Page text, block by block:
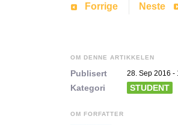
Forrige Neste
OM DENNE ARTIKKELEN
Publisert 28. Sep 2016 -
Kategori STUDENT
OM FORFATTER